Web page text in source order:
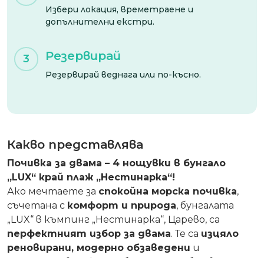
Избери локация, времетраене и
допълнителни екстри.
3 Резервирай
Резервирай веднага или по-късно.
Какво представлява
Почивка за двама – 4 нощувки в бунгало
„LUX“ край плаж „Нестинарка“!
Ако мечтаете за спокойна морска почивка,
съчетана с комфорт и природа, бунгалата
„LUX“ в къмпинг „Нестинарка“, Царево, са
перфектният избор за двама. Те са изцяло
реновирани, модерно обзаведени и